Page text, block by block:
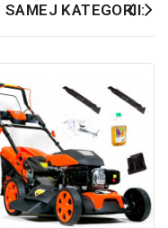
KATEGORII: